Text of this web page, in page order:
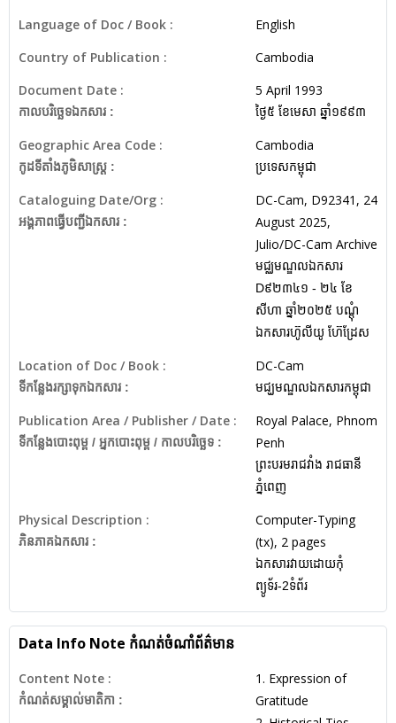
Language of Doc / Book :
English
Country of Publication :
Cambodia
Document Date :
កាលបរិច្ឆេទឯកសារ :
5 April 1993
ថ្ងៃ៥ ខែមេសា ឆ្នាំ១៩៩៣
Geographic Area Code :
កូដទីតាំងភូមិសាស្ត្រ :
Cambodia
ប្រទេសកម្ពុជា
Cataloguing Date/Org :
អង្គភាពធ្វើបញ្ជីឯកសារ :
DC-Cam, D92341, 24
August 2025,
Julio/DC-Cam Archive
មជ្ឈមណ្ឌលឯកសារ
D៩២៣៤១ - ២៤ ខែ
សីហា ឆ្នាំ២០២៥ បណ្តុំ
ឯកសារហ៊ូលីយូ ហ៊ែដ្រែស
Location of Doc / Book :
ទីកន្លែងរក្សាទុកឯកសារ :
DC-Cam
មជ្ឃមណ្ឌលឯកសារកម្ពុជា
Publication Area / Publisher / Date :
ទីកន្លែងបោះពុម្ព / អ្នកបោះពុម្ព / កាលបរិច្ឆេទ :
Royal Palace, Phnom
Penh
ព្រះបរមរាជវាំង រាជធានី
ភ្នំពេញ
Physical Description :
ភិនភាគឯកសារ :
Computer-Typing
(tx), 2 pages
ឯកសារវាយដោយកុំ
ព្យូទ័រ-2ទំព័រ
Data Info Note កំណត់ចំណាំព័ត៌មាន
Content Note :
កំណត់សម្គាល់មាតិកា :
1. Expression of
Gratitude